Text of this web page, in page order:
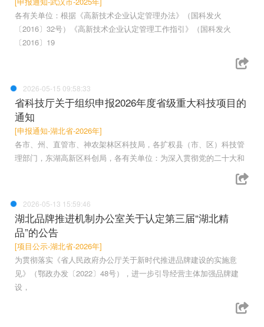
各有关单位：根据《高新技术企业认定管理办法》（国科发火
〔2016〕32号）《高新技术企业认定管理工作指引》（国科发火
〔2016〕19
2026-05-15 09:58:33
省科技厅关于组织申报2026年度省级重大科技项目的
通知
[申报通知-湖北省-2026年]
各市、州、直管市、神农架林区科技局，各扩权县（市、区）科技管
理部门，东湖高新区科创局，各有关单位：为深入贯彻党的二十大和
2026-05-13 15:59:46
湖北品牌推进机制办公室关于认定第三届“湖北精
品”的公告
[项目公示-湖北省-2026年]
为贯彻落实《省人民政府办公厅关于新时代推进品牌建设的实施意
见》（鄂政办发〔2022〕48号），进一步引导经营主体加强品牌建
设，